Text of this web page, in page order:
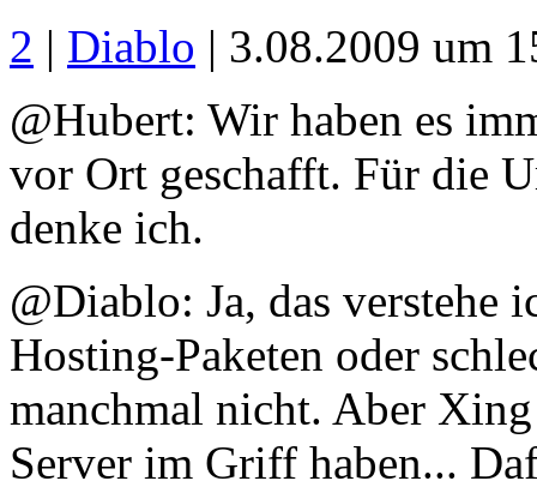
2 | Diablo | 3.08.2009 um
@Hubert: Wir haben es
vor Ort geschafft. Für die
denke ich.
@Diablo: Ja, das verstehe
Hosting-Paketen oder
manchmal nicht. Aber
Server im Griff haben...